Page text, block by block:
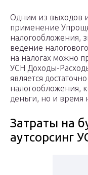
Одним из выходов
применение
налогообложения,
ведение
на налогах можно
УСН Доходы-
является
налогообложения,
деньги, но и время
Затраты на
аутсорсинг